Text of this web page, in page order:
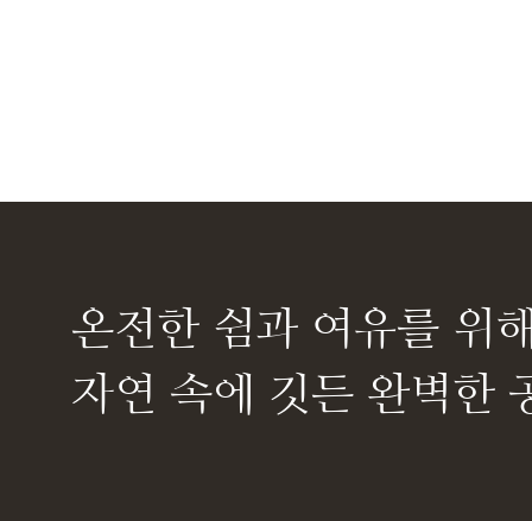
온전한 쉼과 여유를 위
자연 속에 깃든 완벽한